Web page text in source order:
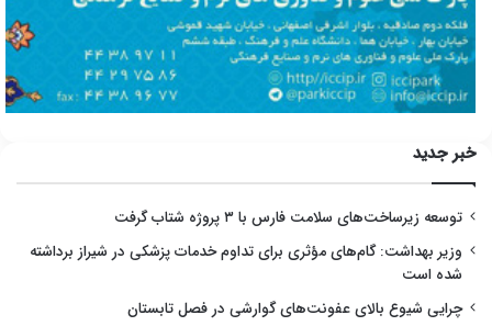
خبر جدید
توسعه زیرساخت‌های سلامت فارس با ۳ پروژه شتاب گرفت
وزیر بهداشت: گام‌های مؤثری برای تداوم خدمات پزشکی در شیراز برداشته
شده است
چرایی شیوع بالای عفونت‌های گوارشی در فصل تابستان